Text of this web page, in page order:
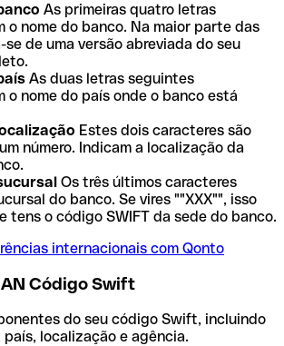
As primeiras quatro letras
o nome do banco. Na maior parte das
de uma versão abreviada do seu
As duas letras seguintes
o nome do país onde o banco está
Estes dois caracteres são
número. Indicam a localização da
Os três últimos caracteres
do banco. Se vires ""XXX"", isso
tens o código SWIFT da sede do banco.
internacionais com Qonto
Código Swift
do seu código Swift, incluindo
localização e agência.